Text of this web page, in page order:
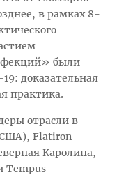
в рамках 8-
были
доказательная
практика.
отрасли в
Flatiron
Каролина,
Tempus